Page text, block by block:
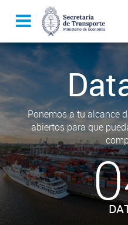
Ponemos a tu alcance
abiertos para que